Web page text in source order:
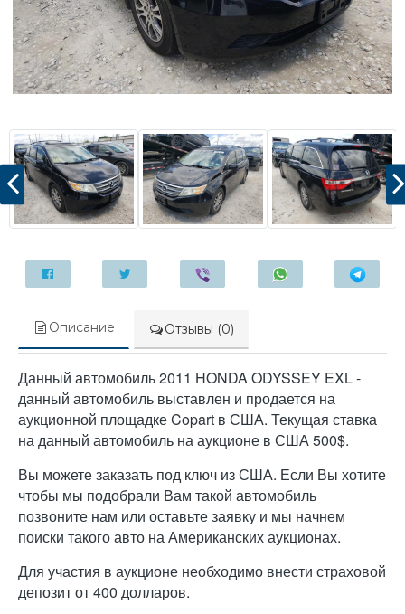
Описание Отзывы (0)
Данный автомобиль 2011 HONDA ODYSSEY EXL -
данный автомобиль выставлен и продается на
аукционной площадке Copart в США. Текущая ставка
на данный автомобиль на аукционе в США 500$.
Вы можете заказать под ключ из США. Если Вы хотите
чтобы мы подобрали Вам такой автомобиль
позвоните нам или оставьте заявку и мы начнем
поиски такого авто на Американских аукционах.
Для участия в аукционе необходимо внести страховой
депозит от 400 долларов.